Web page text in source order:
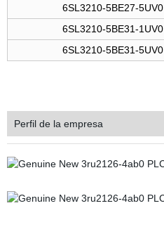
6SL3210-5BE27-5UV0
6SL3210-5BE31-1UV0
6SL3210-5BE31-5UV0
Perfil de la empresa